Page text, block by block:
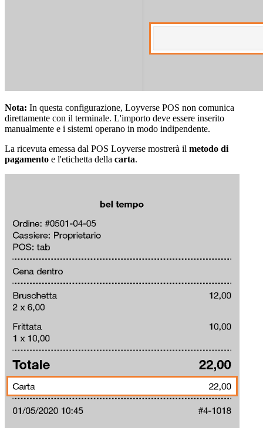
Nota: In questa configurazione, Loyverse POS non comunica
direttamente con il terminale. L'importo deve essere inserito
manualmente e i sistemi operano in modo indipendente.
La ricevuta emessa dal POS Loyverse mostrerà il metodo di
pagamento e l'etichetta della carta.